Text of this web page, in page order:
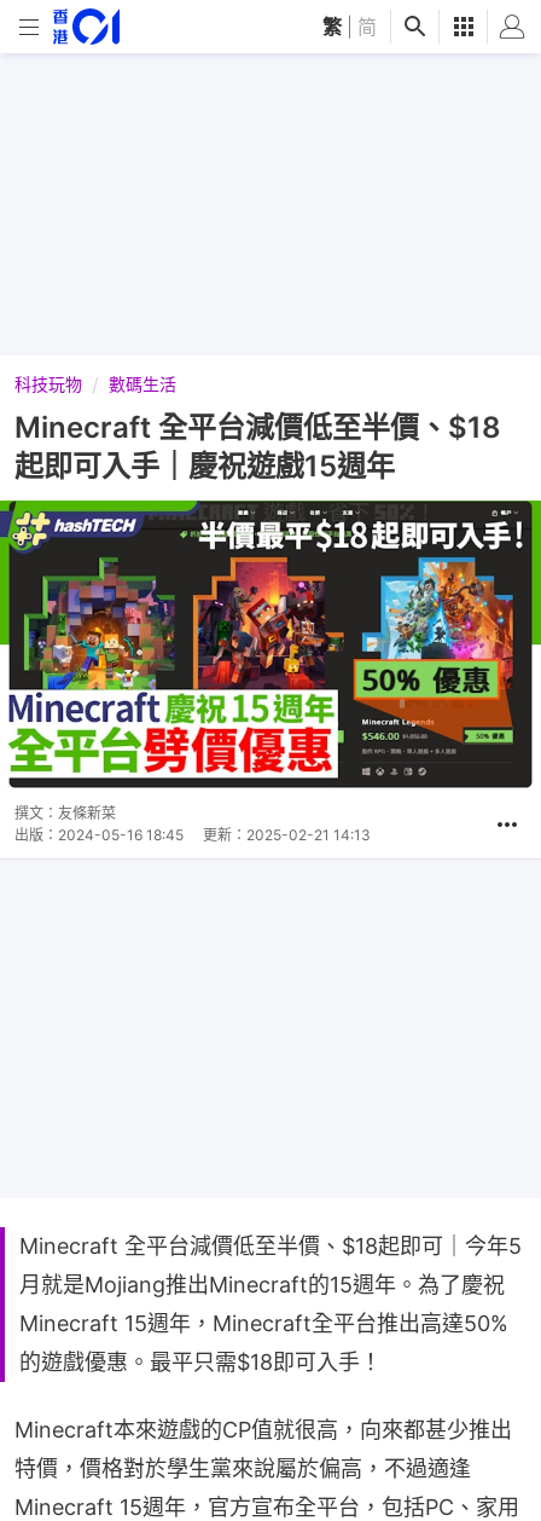
繁 简
科技玩物 數碼生活
Minecraft 全平台減價低至半價、$18
起即可入手｜慶祝遊戲15週年
撰文： 友條新菜
出版： 2024-05-16 18:45 更新： 2025-02-21 14:13
Minecraft 全平台減價低至半價、$18起即可｜今年5
月就是Mojiang推出Minecraft的15週年。為了慶祝
Minecraft 15週年，Minecraft全平台推出高達50%
的遊戲優惠。最平只需$18即可入手！
Minecraft本來遊戲的CP值就很高，向來都甚少推出
特價，價格對於學生黨來說屬於偏高，不過適逢
Minecraft 15週年，官方宣布全平台，包括PC、家用